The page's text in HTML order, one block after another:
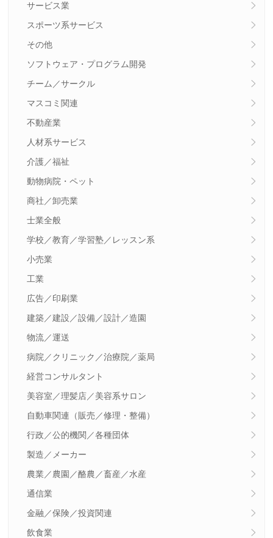
サービス業
スポーツ系サービス
その他
ソフトウェア・プログラム開発
チーム／サークル
マスコミ関連
不動産業
人材系サービス
介護／福祉
動物病院・ペット
商社／卸売業
士業全般
学校／教育／学習塾／レッスン系
小売業
工業
広告／印刷業
建築／建設／設備／設計／造園
物流／運送
病院／クリニック／治療院／薬局
経営コンサルタント
美容室／理髪店／美容系サロン
自動車関連（販売／修理・整備）
行政／公的機関／各種団体
製造／メーカー
農業／農園／酪農／畜産／水産
通信業
金融／保険／投資関連
飲食業